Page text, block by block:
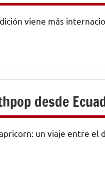
viene más
desde
un viaje entre el